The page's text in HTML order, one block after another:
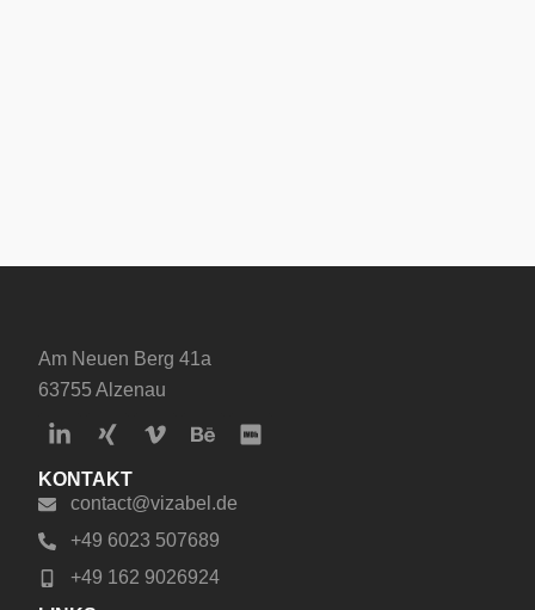
Am Neuen Berg 41a
63755 Alzenau
KONTAKT
contact@vizabel.de
+49 6023 507689
+49 162 9026924